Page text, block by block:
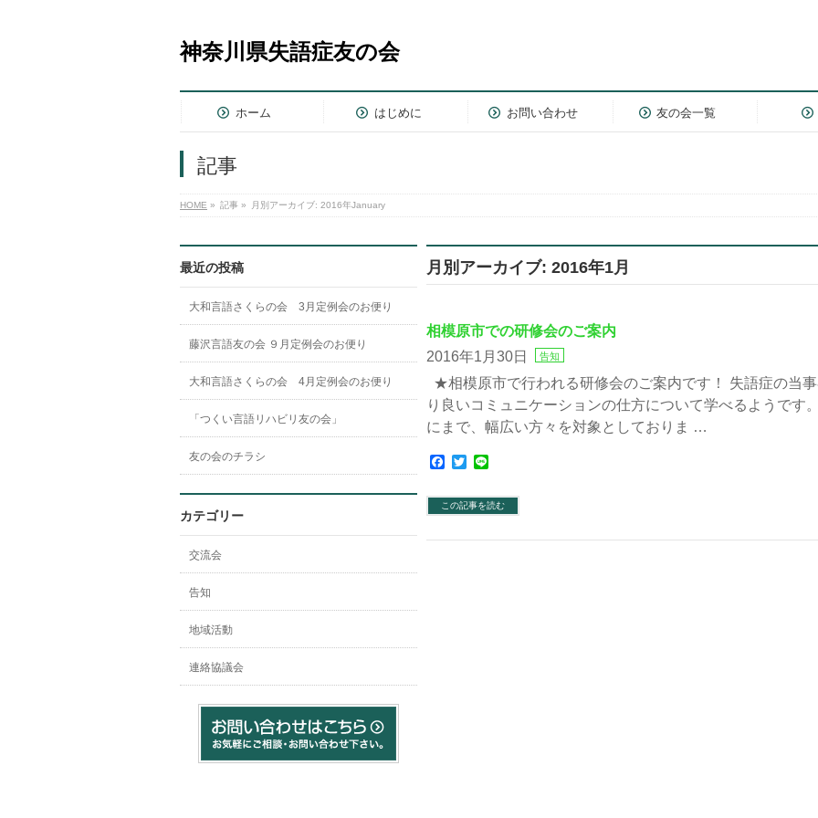
神奈川県失語症友の会
ホーム はじめに お問い合わせ 友の会一覧
記事
HOME » 記事 » 月別アーカイブ: 2016年January
月別アーカイブ: 2016年1月
相模原市での研修会のご案内
2016年1月30日
告知
★相模原市で行われる研修会のご案内です！ 失語症の当
り良いコミュニケーションの仕方について学べるようです
にまで、幅広い方々を対象としておりま …
Facebook
Twitter
この記事を読む
最近の投稿
大和言語さくらの会 3月定例会のお便り
藤沢言語友の会 ９月定例会のお便り
大和言語さくらの会 4月定例会のお便り
「つくい言語リハビリ友の会」
友の会のチラシ
カテゴリー
交流会
告知
地域活動
連絡協議会